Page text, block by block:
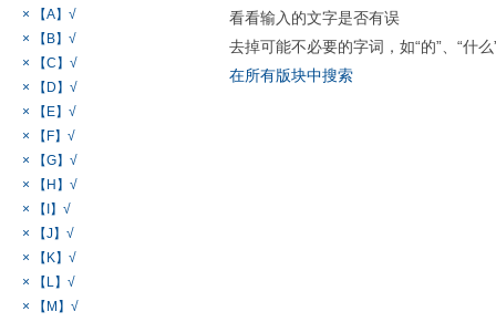
× 【A】√
× 【B】√
× 【C】√
× 【D】√
× 【E】√
× 【F】√
× 【G】√
× 【H】√
× 【I】√
× 【J】√
× 【K】√
× 【L】√
× 【M】√
看看输入的文字是否有误
去掉可能不必要的字词，如“的”、“什么
在所有版块中搜索